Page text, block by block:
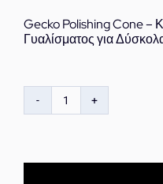
Gecko Polishing Cone –
Γυαλίσματος για
Gecko
–